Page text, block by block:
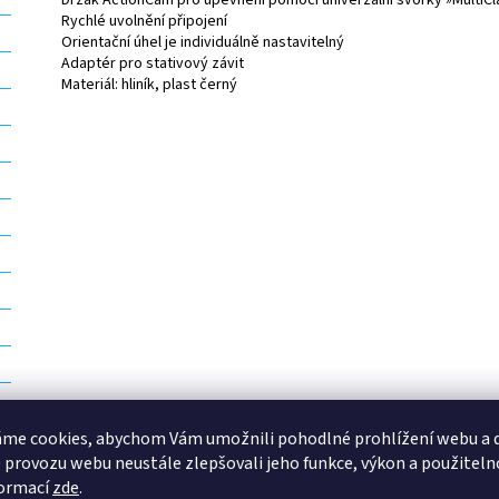
cookies, abychom Vám umožnili pohodlné prohlížení webu a
provozu webu neustále zlepšovali jeho funkce, výkon a
zde.
Rychlé uvolnění připojení
Orientační úhel je individuálně nastavitelný
Adaptér pro stativový závit
Materiál: hliník, plast černý